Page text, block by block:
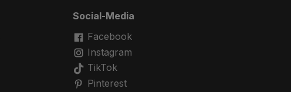
Social-Media
Facebook
Instagram
TikTok
Pinterest